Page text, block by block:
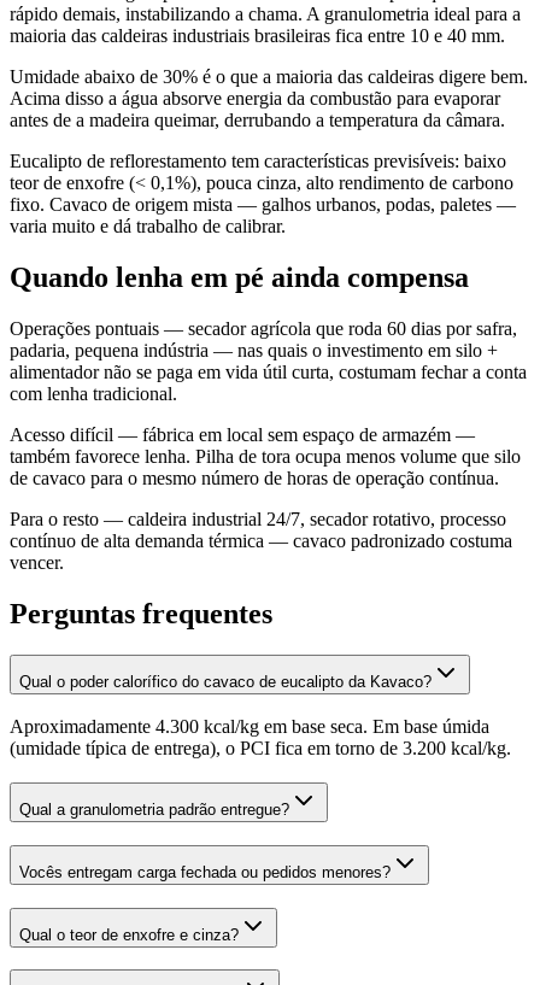
rápido demais, instabilizando a chama. A granulometria ideal para a
maioria das caldeiras industriais brasileiras fica entre 10 e 40 mm.
Umidade abaixo de 30% é o que a maioria das caldeiras digere bem.
Acima disso a água absorve energia da combustão para evaporar
antes de a madeira queimar, derrubando a temperatura da câmara.
Eucalipto de reflorestamento tem características previsíveis: baixo
teor de enxofre (< 0,1%), pouca cinza, alto rendimento de carbono
fixo. Cavaco de origem mista — galhos urbanos, podas, paletes —
varia muito e dá trabalho de calibrar.
Quando lenha em pé ainda compensa
Operações pontuais — secador agrícola que roda 60 dias por safra,
padaria, pequena indústria — nas quais o investimento em silo +
alimentador não se paga em vida útil curta, costumam fechar a conta
com lenha tradicional.
Acesso difícil — fábrica em local sem espaço de armazém —
também favorece lenha. Pilha de tora ocupa menos volume que silo
de cavaco para o mesmo número de horas de operação contínua.
Para o resto — caldeira industrial 24/7, secador rotativo, processo
contínuo de alta demanda térmica — cavaco padronizado costuma
vencer.
Perguntas frequentes
Qual o poder calorífico do cavaco de eucalipto da Kavaco?
Aproximadamente 4.300 kcal/kg em base seca. Em base úmida
(umidade típica de entrega), o PCI fica em torno de 3.200 kcal/kg.
Qual a granulometria padrão entregue?
Vocês entregam carga fechada ou pedidos menores?
Qual o teor de enxofre e cinza?